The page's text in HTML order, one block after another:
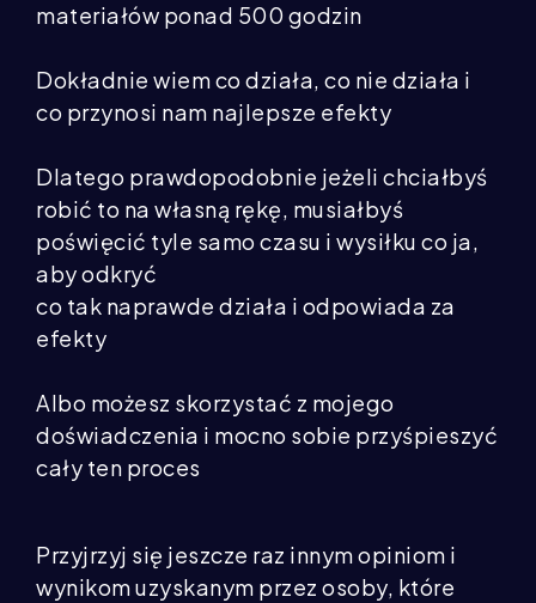
materiałów ponad 500 godzin
Dokładnie wiem co działa, co nie działa i
co przynosi nam najlepsze efekty
Dlatego prawdopodobnie jeżeli chciałbyś
robić to na własną rękę, musiałbyś
poświęcić tyle samo czasu i wysiłku co ja,
aby odkryć
co tak naprawde działa i odpowiada za
efekty
Albo możesz skorzystać z mojego
doświadczenia i mocno sobie przyśpieszyć
cały ten proces
Przyjrzyj się jeszcze raz innym opiniom i
wynikom uzyskanym przez osoby, które